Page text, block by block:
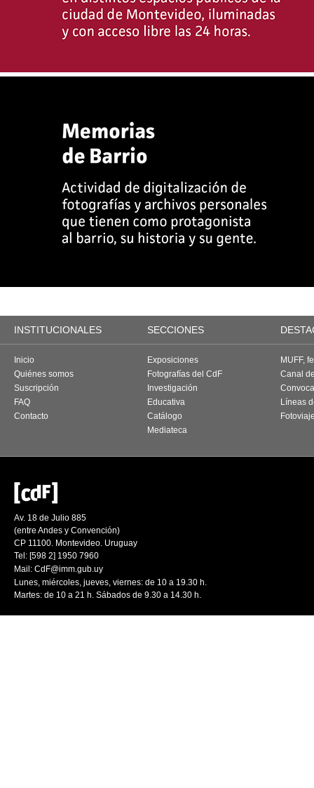
INSTITUCIONALES SECCIONES
Inicio
Quiénes somos
Suscripción
FAQ
Contacto
Exposiciones
Fotografías del CdF
Investigación
Educativa
Catálogo
Mediateca
MUFF,
Canal
Líneas
Av. 18 de Julio 885
(entre Andes y Convención)
CP 11100. Montevideo. Uruguay
Tel: [598 2] 1950 7960
Mail: CdF@imm.gub.uy
Lunes, miércoles, jueves, viernes: de 10 a 19.30 h.
Martes: de 10 a 21 h. Sábados de 9.30 a 14.30 h.